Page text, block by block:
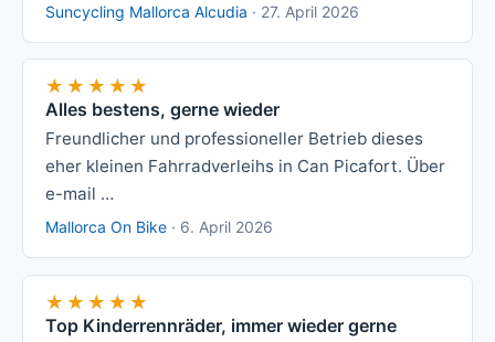
Suncycling Mallorca Alcudia · 27. April 2026
★★★★★
★★★★★
Alles bestens, gerne wieder
Freundlicher und professioneller Betrieb dieses
eher kleinen Fahrradverleihs in Can Picafort. Über
e-mail …
Mallorca On Bike · 6. April 2026
★★★★★
★★★★★
Top Kinderrennräder, immer wieder gerne